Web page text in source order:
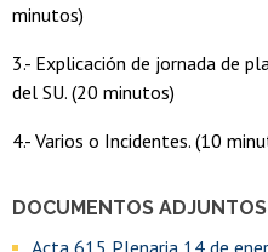
DOCUMENTOS ADJUNTOS
minutos)
3.- Explicación de jornada de
del SU. (20 minutos)
4.- Varios o Incidentes. (10